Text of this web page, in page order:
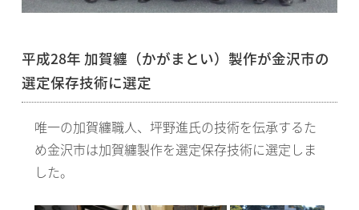
平成28年 加賀纏（かがまとい）製作が金沢市の
選定保存技術に選定
唯一の加賀纏職人、坪野進氏の技術を伝承するた
め金沢市は加賀纏製作を選定保存技術に選定しま
した。